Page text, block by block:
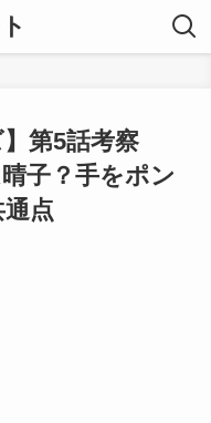
】第5話考察
晴子？手をポン
点